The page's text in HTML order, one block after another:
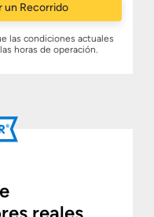
un Recorrido
las condiciones actuales
horas de operación.